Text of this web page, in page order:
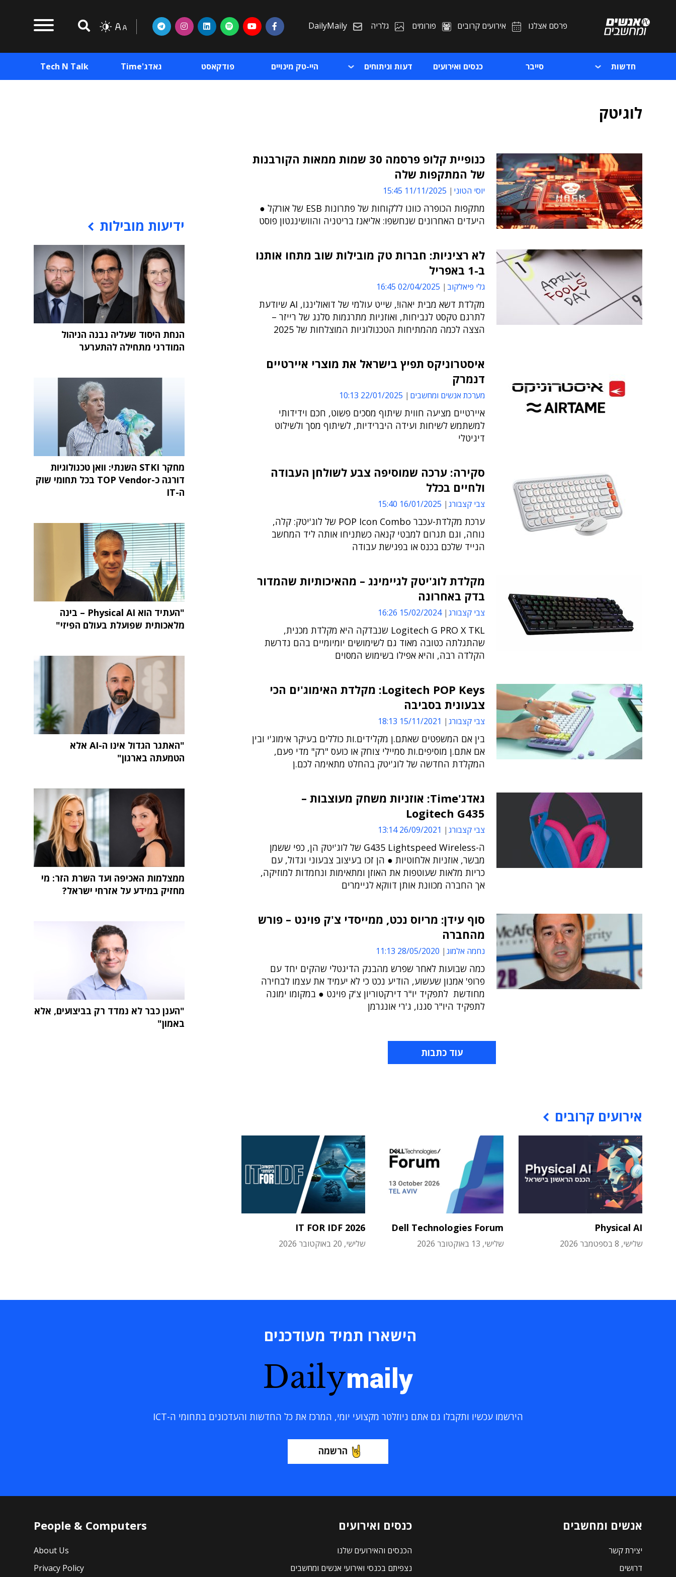
פרסם אצלנו אירועים קרובים פורומים גלריה DailyMaily
חדשות סייבר כנסים ואירועים דעות וניתוחים היי-טק מינויים פודקאסט גאדג'Time Tech N Talk
לוגיטק
כנופיית קלופ פרסמה 30 שמות ממאות הקורבנות
של המתקפות שלה
יוסי הטוני 11/11/2025 15:45
מתקפות הכופרה כוונו ללקוחות של פתרונות ESB של אורקל ●
היעדים האחרונים שנחשפו: אליאנז בריטניה והוושינגטון פוסט
לא רציניות: חברות טק מובילות שוב מתחו אותנו
ב-1 באפריל
גלי פיאלקוב 02/04/2025 16:45
מקלדת דשא מבית יאהו!, שייט עולמי של דואולינגו, AI שיודעת
לתרגם טקסט לנביחות, ואוזניות מתרגמות סלנג של רייזר –
הצצה לכמה מהמתיחות הטכנולוגיות המוצלחות של 2025
איסטרוניקס תפיץ בישראל את מוצרי איירטיים
דנמרק
מערכת אנשים ומחשבים 22/01/2025 10:13
איירטיים מציעה חווית שיתוף מסכים פשוט, חכם וידידותי
למשתמש לשיחות ועידה היברידיות, לשיתוף מסך ולשילוט
דיגיטלי
סקירה: ערכה שמוסיפה צבע לשולחן העבודה
ולחיים בכלל
צבי קצבורג 16/01/2025 15:40
ערכת מקלדת-עכבר POP Icon Combo של לוג'יטק: קלה,
נוחה, וגם תגרום למבטי קנאה כשתניחו אותה ליד המחשב
הנייד שלכם בכנס או בפגישת עבודה
מקלדת לוג'יטק לגיימינג – מהאיכותיות שהמדור
בדק באחרונה
צבי קצבורג 15/02/2024 16:26
Logitech G PRO X TKL שנבדקה היא מקלדת מכנית,
שהתגלתה כטובה מאוד גם לשימושים יומיומיים בהם נדרשת
הקלדה רבה, והיא אפילו בשימוש המסוים
Logitech POP Keys: מקלדת האימוג'ים הכי
צבעונית בסביבה
צבי קצבורג 15/11/2021 18:13
בין אם המשפטים שאתם.ן מקלידים.ות כוללים בעיקר אימוג'י ובין
אם אתם.ן מוסיפים.ות סמיילי צוחק או כועס "רק" מדי פעם,
המקלדת החדשה של לוג'יטק בהחלט מתאימה לכם.ן
גאדג'Time: אוזניות משחק מעוצבות –
Logitech G435
צבי קצבורג 26/09/2021 13:14
ה-G435 Lightspeed Wireless של לוג'יטק הן, כפי ששמן
מבשר, אוזניות אלחוטיות ● הן זכו בעיצוב צבעוני וגדול, עם
כריות מלאות שעוטפות את האוזן ומתאימות ונחמדות למוזיקה,
אך החברה מכוונת אותן דווקא לגיימרים
סוף עידן: מריוס נכט, ממייסדי צ'ק פוינט – פורש
מהחברה
נחמה אלמוג 28/05/2020 11:13
כמה שבועות לאחר שפרש מהבנק הדיגטלי שהקים יחד עם
פרופ' אמנון שעשוע, הודיע נכט כי לא יעמיד את עצמו לבחירה
מחודשת לתפקיד יו"ר דירקטוריון צ'ק פוינט ● במקומו ימונה
לתפקיד היו"ר סגנו, ג'רי אונגרמן
עוד כתבות
אירועים קרובים
Physical AI
שלישי, 8 בספטמבר 2026
Dell Technologies Forum
שלישי, 13 באוקטובר 2026
IT FOR IDF 2026
שלישי, 20 באוקטובר 2026
ידיעות מובילות
הנחת היסוד שעליה נבנה הניהול
המודרני מתחילה להתערער
מחקר STKI השנתי: וואן טכנולוגיות
דורגה כ-TOP Vendor בכל תחומי שוק
ה-IT
"העתיד הוא Physical AI – בינה
מלאכותית שפועלת בעולם הפיזי"
"האתגר הגדול אינו ה-AI אלא
הטמעתה בארגון"
ממצלמות האכיפה ועד השרת הזר: מי
מחזיק במידע על אזרחי ישראל?
"הענן כבר לא נמדד רק בביצועים, אלא
באמון"
הישארו תמיד מעודכנים
Dailymaily
הירשמו עכשיו ותקבלו גם אתם ניוזלטר מקצועי יומי, המרכז את כל החדשות והעדכונים בתחומי ה-ICT
הרשמה
אנשים ומחשבים
יצירת קשר
דרושים
כנסים ואירועים
הכנסים והאירועים שלנו
נצפיתם בכנסי ואירועי אנשים ומחשבים
People & Computers
About Us
Privacy Policy